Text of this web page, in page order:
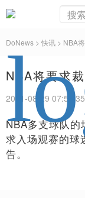
DoNews > 快讯 > NBA
NBA将要求
2021-08-29 07:59:35
NBA多支球队
求入场观赛的球
告。